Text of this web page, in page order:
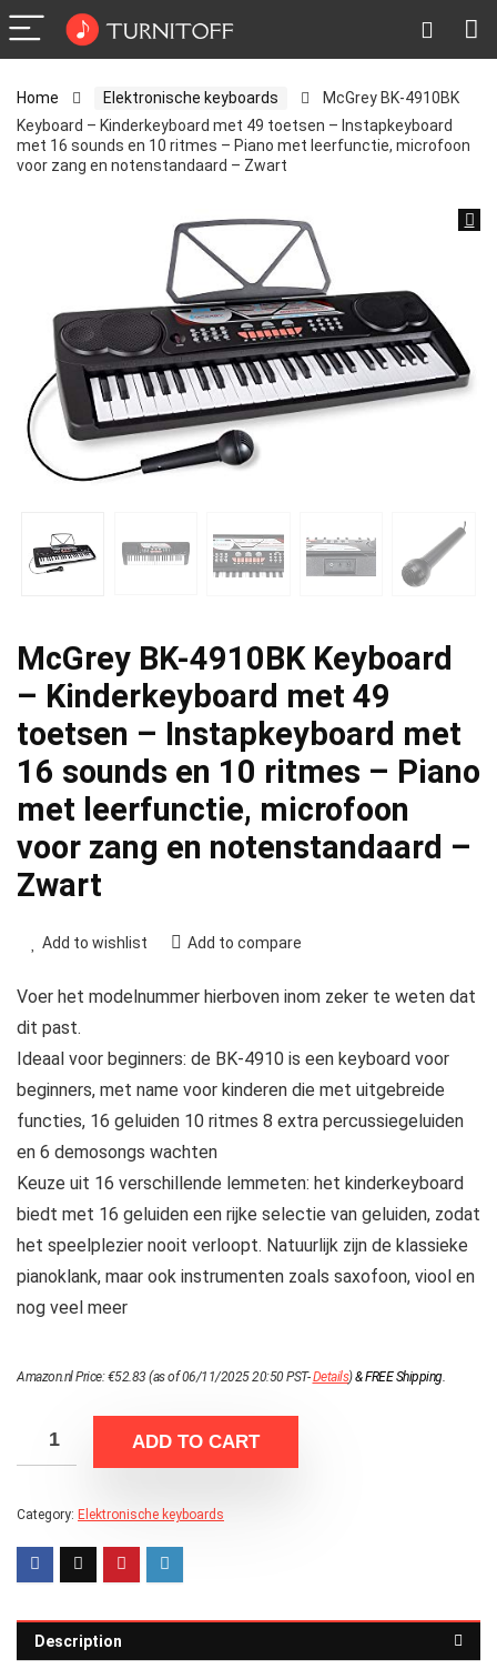
Home Elektronische keyboards
McGrey BK-4910BK
Keyboard – Kinderkeyboard met 49 toetsen – Instapkeyboard
met 16 sounds en 10 ritmes – Piano met leerfunctie, microfoon
voor zang en notenstandaard – Zwart
McGrey BK-4910BK Keyboard
– Kinderkeyboard met 49
toetsen – Instapkeyboard met
16 sounds en 10 ritmes – Piano
met leerfunctie, microfoon
voor zang en notenstandaard –
Zwart
Add to wishlist Add to compare
Voer het modelnummer hierboven inom zeker te weten dat
dit past.
Ideaal voor beginners: de BK-4910 is een keyboard voor
beginners, met name voor kinderen die met uitgebreide
functies, 16 geluiden 10 ritmes 8 extra percussiegeluiden
en 6 demosongs wachten
Keuze uit 16 verschillende lemmeten: het kinderkeyboard
biedt met 16 geluiden een rijke selectie van geluiden, zodat
het speelplezier nooit verloopt. Natuurlijk zijn de klassieke
pianoklank, maar ook instrumenten zoals saxofoon, viool en
nog veel meer
Amazon.nl Price:€52.83 (as of 06/11/2025 20:50 PST-Details)&FREE Shipping.
ADD TO CART
Category: Elektronische keyboards
Description